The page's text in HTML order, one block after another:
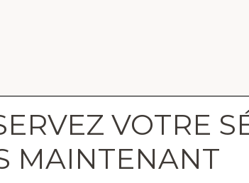
VOTRE
MAINTENANT